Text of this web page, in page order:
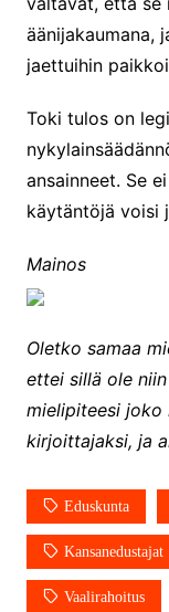
äänijakaumana,
jaettuihin
Toki tulos on
ansainneet. Se
käytäntöjä voisi
Mainos
Oletko samaa
ettei sillä ole
mielipiteesi joko
kirjoittajaksi, ja
Eduskunta
Kansanedustajat
Vaalirahoitus